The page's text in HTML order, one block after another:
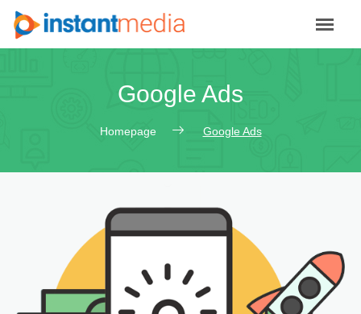
Google Ads
Homepage Google Ads